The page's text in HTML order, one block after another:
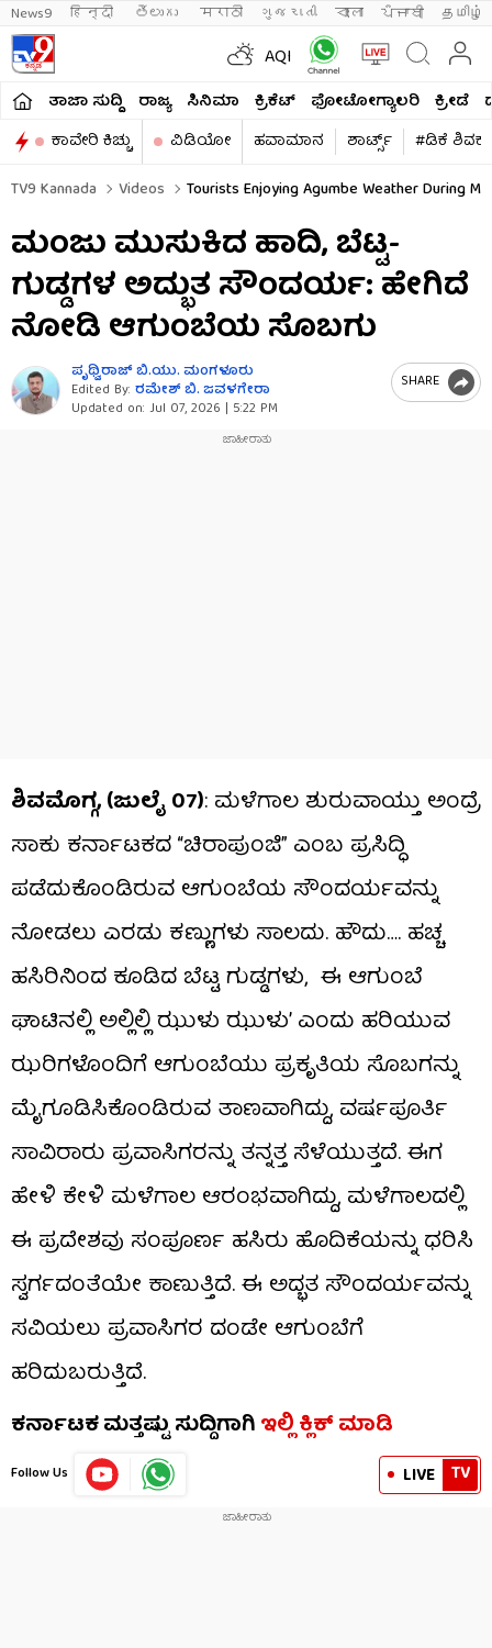
News9 हिन्दी తెలుగు मराठी ગુજરાતી বাংলা ਪੰਜਾਬੀ தமிழ்
AQI
ತಾಜಾ ಸುದ್ದಿ ರಾಜ್ಯ ಸಿನಿಮಾ ಕ್ರಿಕೆಟ್​ ಫೋಟೋಗ್ಯಾಲರಿ ಕ್ರೀಡೆ
ಕಾವೇರಿ ಕಿಚ್ಚು
ವಿಡಿಯೋ ಹವಾಮಾನ ಶಾರ್ಟ್ಸ್​
#ಡಿಕೆ
TV9 Kannada
Videos Tourists Enjoying Agumbe Weather During
ಮಂಜು ಮುಸುಕಿದ ಹಾದಿ, ಬೆಟ್ಟ-
ಗುಡ್ಡಗಳ ಅದ್ಭುತ ಸೌಂದರ್ಯ: ಹೇಗಿದೆ
ನೋಡಿ ಆಗುಂಬೆಯ ಸೊಬಗು
ಪೃಥ್ವಿರಾಜ್​ ಬಿ.ಯು. ಮಂಗಳೂರು
Edited By: ರಮೇಶ್ ಬಿ. ಜವಳಗೇರಾ
Updated on: Jul 07, 2026 | 5:22 PM
SHARE
ಶಿವಮೊಗ್ಗ, (ಜುಲೈ 07): ಮಳೆಗಾಲ ಶುರುವಾಯ್ತು ಅಂದ್ರೆ
ಸಾಕು ಕರ್ನಾಟಕದ “ಚಿರಾಪುಂಜಿ” ಎಂಬ ಪ್ರಸಿದ್ಧಿ
ಪಡೆದುಕೊಂಡಿರುವ ಆಗುಂಬೆಯ ಸೌಂದರ್ಯವನ್ನು
ನೋಡಲು ಎರಡು ಕಣ್ಣುಗಳು ಸಾಲದು. ಹೌದು…. ಹಚ್ಚ
ಹಸಿರಿನಿಂದ ಕೂಡಿದ ಬೆಟ್ಟ ಗುಡ್ಡಗಳು, ಈ ಆಗುಂಬೆ
ಘಾಟಿನಲ್ಲಿ ಅಲ್ಲಿಲ್ಲಿ ಝುಳು ಝುಳು’ ಎಂದು ಹರಿಯುವ
ಝರಿಗಳೊಂದಿಗೆ ಆಗುಂಬೆಯು ಪ್ರಕೃತಿಯ ಸೊಬಗನ್ನು
ಮೈಗೂಡಿಸಿಕೊಂಡಿರುವ ತಾಣವಾಗಿದ್ದು, ವರ್ಷಪೂರ್ತಿ
ಸಾವಿರಾರು ಪ್ರವಾಸಿಗರನ್ನು ತನ್ನತ್ತ ಸೆಳೆಯುತ್ತದೆ. ಈಗ
ಹೇಳಿ ಕೇಳಿ ಮಳೆಗಾಲ ಆರಂಭವಾಗಿದ್ದು, ಮಳೆಗಾಲದಲ್ಲಿ
ಈ ಪ್ರದೇಶವು ಸಂಪೂರ್ಣ ಹಸಿರು ಹೊದಿಕೆಯನ್ನು ಧರಿಸಿ
ಸ್ವರ್ಗದಂತೆಯೇ ಕಾಣುತ್ತಿದೆ. ಈ ಅದ್ಭತ ಸೌಂದರ್ಯವನ್ನು
ಸವಿಯಲು ಪ್ರವಾಸಿಗರ ದಂಡೇ ಆಗುಂಬೆಗೆ
ಹರಿದುಬರುತ್ತಿದೆ.
ಕರ್ನಾಟಕ ಮತ್ತಷ್ಟು ಸುದ್ದಿಗಾಗಿಇಲ್ಲಿ ಕ್ಲಿಕ್ ಮಾಡಿ
Follow Us LIVE TV